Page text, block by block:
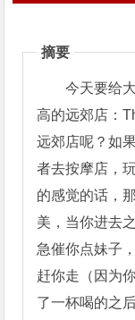
摘要
今天要给
高的远郊店：
远郊店呢？如
者去按摩店，
的感觉的话，
美，当你进去
急催你点妹子
赶你走（因为
了一杯喝的之